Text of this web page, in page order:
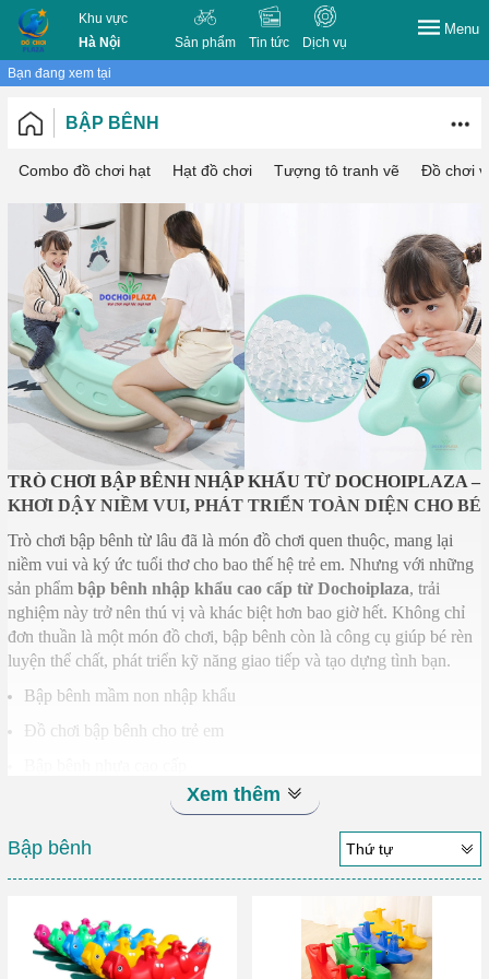
Khu vực
Hà Nội
Sản phẩm Tin tức Dịch vụ
Menu
Bạn đang xem tại
BẬP BÊNH
Combo đồ chơi hạt Hạt đồ chơi Tượng tô tranh vẽ Đồ chơi
TRÒ CHƠI BẬP BÊNH NHẬP KHẨU TỪ DOCHOIPLAZA –
KHƠI DẬY NIỀM VUI, PHÁT TRIỂN TOÀN DIỆN CHO BÉ
Trò chơi bập bênh từ lâu đã là món đồ chơi quen thuộc, mang lại
niềm vui và ký ức tuổi thơ cho bao thế hệ trẻ em. Nhưng với những
sản phẩm bập bênh nhập khẩu cao cấp từ Dochoiplaza, trải
nghiệm này trở nên thú vị và khác biệt hơn bao giờ hết. Không chỉ
đơn thuần là một món đồ chơi, bập bênh còn là công cụ giúp bé rèn
luyện thể chất, phát triển kỹ năng giao tiếp và tạo dựng tình bạn.
Bập bênh mầm non nhập khẩu
Đồ chơi bập bênh cho trẻ em
Bập bênh đôi dành cho bé
Trò chơi bập bênh ngoài trời
Đồ chơi vận động bập bênh
Xem thêm
Bập bênh Thứ tự